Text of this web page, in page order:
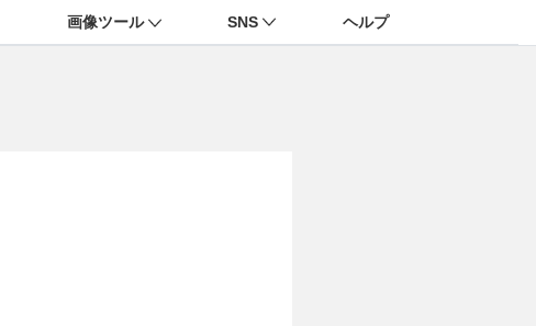
画像ツール SNS ヘルプ